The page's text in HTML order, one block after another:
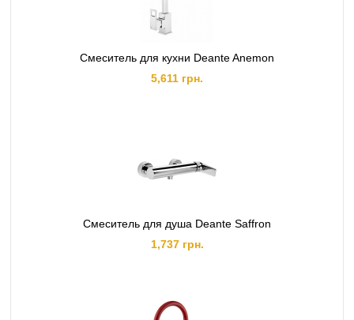
Смеситель для кухни Deante Anemon
5,611 грн.
Смеситель для душа Deante Saffron
1,737 грн.